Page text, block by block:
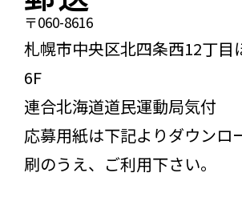
〒060-8616
札幌市中央区北四条西12丁目
6F
連合北海道道民運動局気付
応募用紙は下記よりダウンロ
刷のうえ、ご利用下さい。